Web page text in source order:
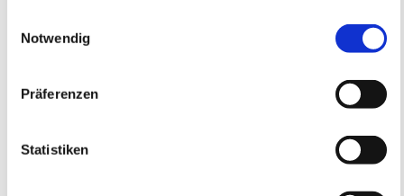
Notwendig
Präferenzen
Statistiken